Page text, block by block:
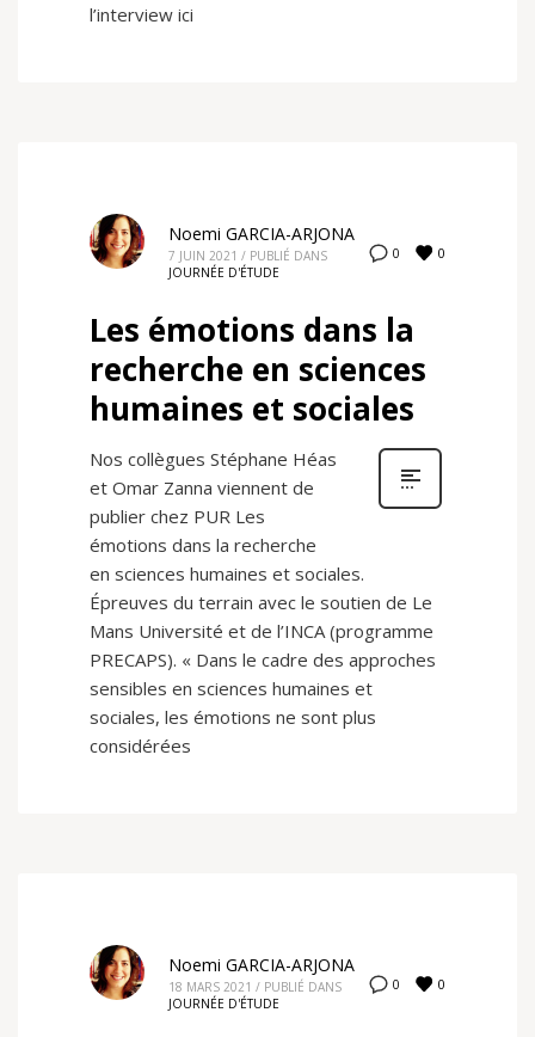
l’interview ici
0 0
Noemi GARCIA-ARJONA
7 JUIN 2021 / PUBLIÉ DANS
JOURNÉE D'ÉTUDE
Les émotions dans la
recherche en sciences
humaines et sociales
Nos collègues Stéphane Héas
et Omar Zanna viennent de
publier chez PUR Les
émotions dans la recherche
en sciences humaines et sociales.
Épreuves du terrain avec le soutien de Le
Mans Université et de l’INCA (programme
PRECAPS). « Dans le cadre des approches
sensibles en sciences humaines et
sociales, les émotions ne sont plus
considérées
0 0
Noemi GARCIA-ARJONA
18 MARS 2021 / PUBLIÉ DANS
JOURNÉE D'ÉTUDE